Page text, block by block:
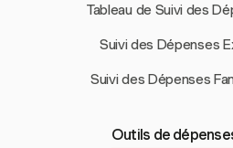
Tableau de Suivi des
Suivi des Dépenses
Suivi des Dépenses
Outils de